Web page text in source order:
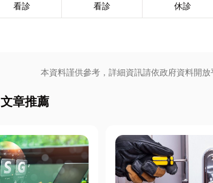
看診 看診 休診
本資料謹供參考，詳細資訊請依政府資料開放
文章推薦